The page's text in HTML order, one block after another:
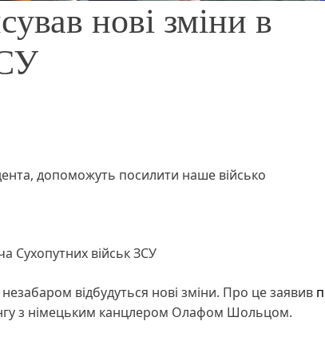
нові зміни в
допоможуть посилити наше військо
Сухопутних військ ЗСУ
відбудуться нові зміни. Про це заявив
з німецьким канцлером Олафом Шольцом.